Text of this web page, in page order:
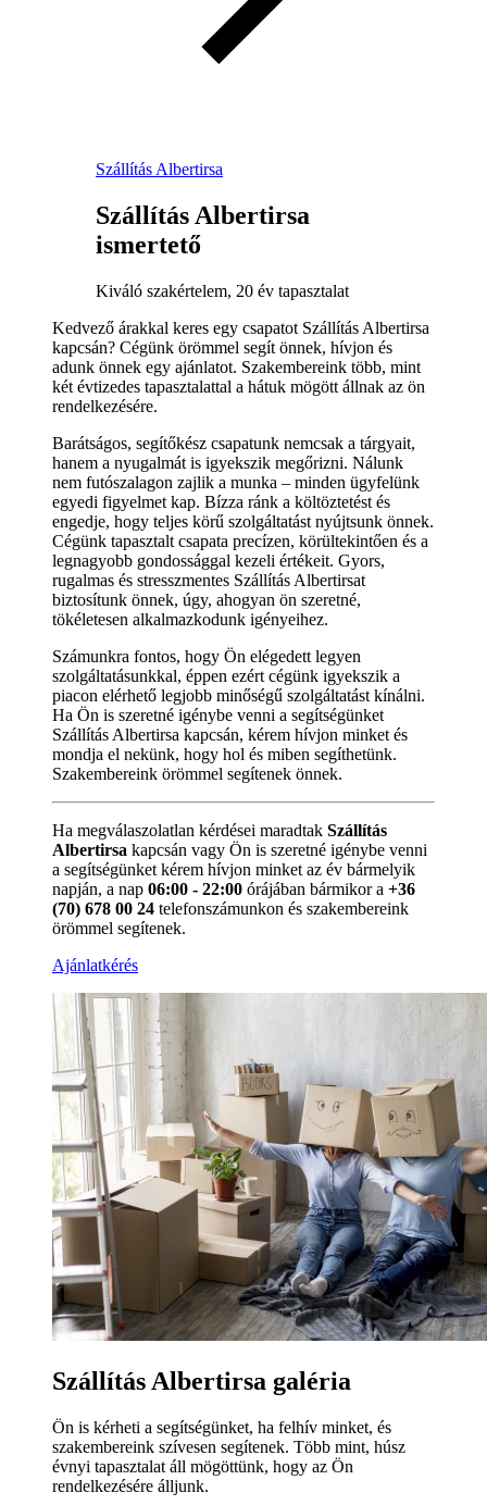
Szállítás Albertirsa
Szállítás Albertirsa
ismertető
Kiváló szakértelem, 20 év tapasztalat
Kedvező árakkal keres egy csapatot Szállítás Albertirsa
kapcsán? Cégünk örömmel segít önnek, hívjon és
adunk önnek egy ajánlatot. Szakembereink több, mint
két évtizedes tapasztalattal a hátuk mögött állnak az ön
rendelkezésére.
Barátságos, segítőkész csapatunk nemcsak a tárgyait,
hanem a nyugalmát is igyekszik megőrizni. Nálunk
nem futószalagon zajlik a munka – minden ügyfelünk
egyedi figyelmet kap. Bízza ránk a költöztetést és
engedje, hogy teljes körű szolgáltatást nyújtsunk önnek.
Cégünk tapasztalt csapata precízen, körültekintően és a
legnagyobb gondossággal kezeli értékeit. Gyors,
rugalmas és stresszmentes Szállítás Albertirsat
biztosítunk önnek, úgy, ahogyan ön szeretné,
tökéletesen alkalmazkodunk igényeihez.
Számunkra fontos, hogy Ön elégedett legyen
szolgáltatásunkkal, éppen ezért cégünk igyekszik a
piacon elérhető legjobb minőségű szolgáltatást kínálni.
Ha Ön is szeretné igénybe venni a segítségünket
Szállítás Albertirsa kapcsán, kérem hívjon minket és
mondja el nekünk, hogy hol és miben segíthetünk.
Szakembereink örömmel segítenek önnek.
Ha megválaszolatlan kérdései maradtak Szállítás
Albertirsa kapcsán vagy Ön is szeretné igénybe venni
a segítségünket kérem hívjon minket az év bármelyik
napján, a nap 06:00 - 22:00 órájában bármikor a +36
(70) 678 00 24 telefonszámunkon és szakembereink
örömmel segítenek.
Ajánlatkérés
Szállítás Albertirsa galéria
Ön is kérheti a segítségünket, ha felhív minket, és
szakembereink szívesen segítenek. Több mint, húsz
évnyi tapasztalat áll mögöttünk, hogy az Ön
rendelkezésére álljunk.